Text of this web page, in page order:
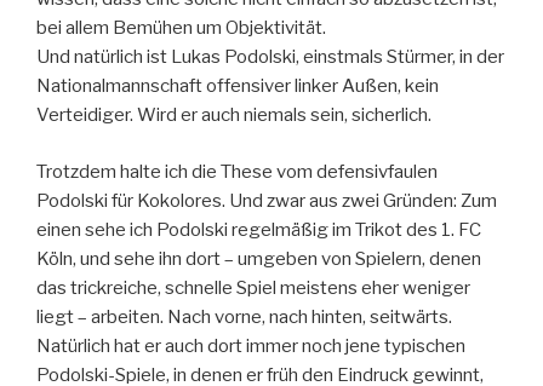
bei allem Bemühen um Objektivität.
Und natürlich ist Lukas Podolski, einstmals Stürmer, in der
Nationalmannschaft offensiver linker Außen, kein
Verteidiger. Wird er auch niemals sein, sicherlich.
Trotzdem halte ich die These vom defensivfaulen
Podolski für Kokolores. Und zwar aus zwei Gründen: Zum
einen sehe ich Podolski regelmäßig im Trikot des 1. FC
Köln, und sehe ihn dort – umgeben von Spielern, denen
das trickreiche, schnelle Spiel meistens eher weniger
liegt – arbeiten. Nach vorne, nach hinten, seitwärts.
Natürlich hat er auch dort immer noch jene typischen
Podolski-Spiele, in denen er früh den Eindruck gewinnt,